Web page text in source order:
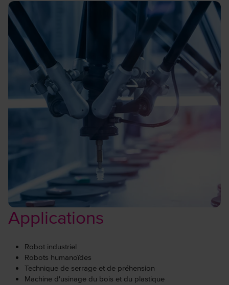
Applications
Robot industriel
Robots humanoïdes
Technique de serrage et de préhension
Machine d'usinage du bois et du plastique